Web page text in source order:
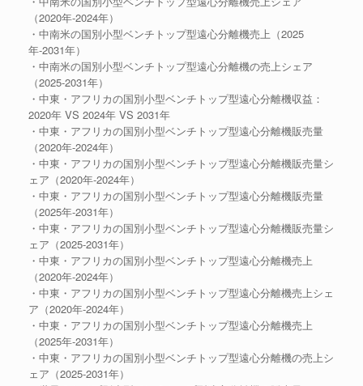
（2020年-2024年）
・中南米の国別小型ベンチトップ型遠心分離機売上（2025
年-2031年）
・中南米の国別小型ベンチトップ型遠心分離機の売上シェア
（2025-2031年）
・中東・アフリカの国別小型ベンチトップ型遠心分離機収益：
2020年 VS 2024年 VS 2031年
・中東・アフリカの国別小型ベンチトップ型遠心分離機販売量
（2020年-2024年）
・中東・アフリカの国別小型ベンチトップ型遠心分離機販売量シ
ェア（2020年-2024年）
・中東・アフリカの国別小型ベンチトップ型遠心分離機販売量
（2025年-2031年）
・中東・アフリカの国別小型ベンチトップ型遠心分離機販売量シ
ェア（2025-2031年）
・中東・アフリカの国別小型ベンチトップ型遠心分離機売上
（2020年-2024年）
・中東・アフリカの国別小型ベンチトップ型遠心分離機売上シェ
ア（2020年-2024年）
・中東・アフリカの国別小型ベンチトップ型遠心分離機売上
（2025年-2031年）
・中東・アフリカの国別小型ベンチトップ型遠心分離機の売上シ
ェア（2025-2031年）